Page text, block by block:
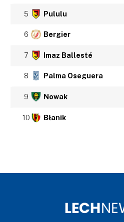
5 Pululu
6 Bergier
7 Imaz Ballesté
8 Palma Oseguera
9 Nowak
10 Błanik